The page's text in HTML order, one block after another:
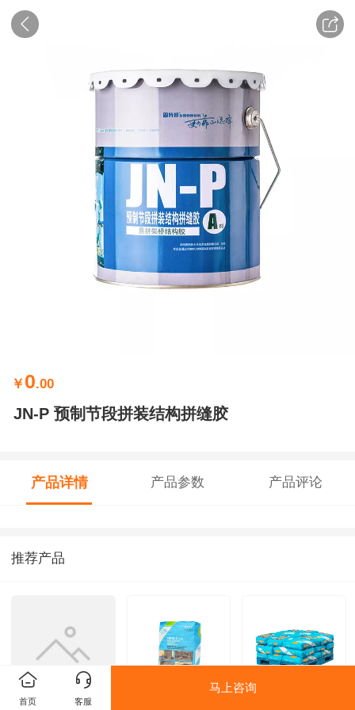
￥ 0.00
JN-P 预制节段拼装结构拼缝胶
产品详情 产品参数 产品评论
推荐产品
首页 客服
马上咨询